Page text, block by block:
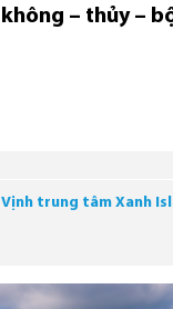
– thủy –
Vịnh trung tâm Xanh